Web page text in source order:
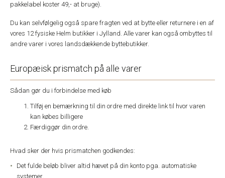
pakkelabel koster 49,- at bruge).
Du kan selvfølgelig også spare fragten ved at bytte eller returnere i en af
vores 12 fysiske Helm butikker i Jylland. Alle varer kan også ombyttes til
andre varer i vores landsdækkende byttebutikker.
Europæisk prismatch på alle varer
Sådan gør du i forbindelse med køb
Tilføj en bemærkning til din ordre med direkte link til hvor varen
kan købes billigere
Færdiggør din ordre.
Hvad sker der hvis prismatchen godkendes:
Det fulde beløb bliver altid hævet på din konto pga. automatiske
systemer,